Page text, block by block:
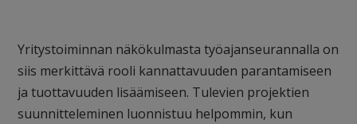
Yritystoiminnan näkökulmasta työajanseurannalla on
siis merkittävä rooli kannattavuuden parantamiseen
ja tuottavuuden lisäämiseen. Tulevien projektien
suunnitteleminen luonnistuu helpommin, kun